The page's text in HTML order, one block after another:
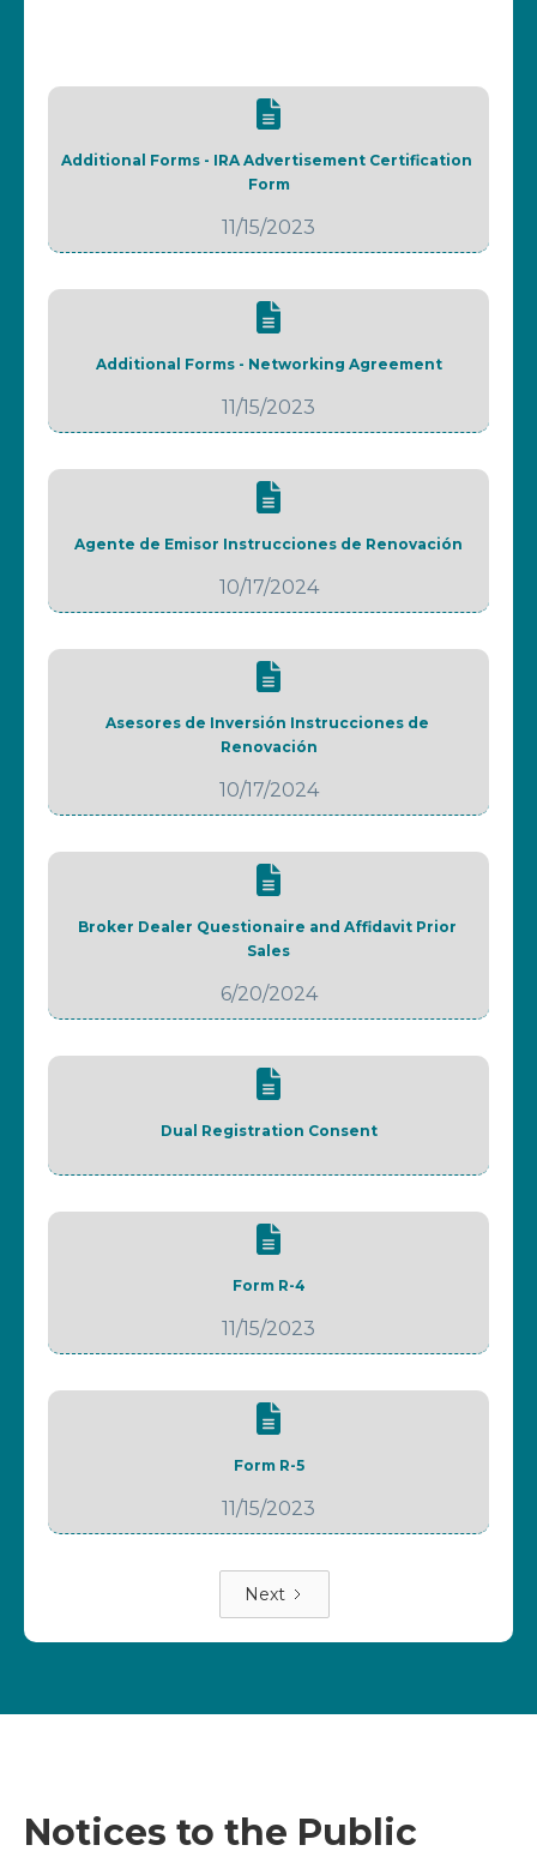
Additional Forms - IRA Advertisement Certification
Form
11/15/2023
Additional Forms - Networking Agreement
11/15/2023
Agente de Emisor Instrucciones de Renovación
10/17/2024
Asesores de Inversión Instrucciones de
Renovación
10/17/2024
Broker Dealer Questionaire and Affidavit Prior
Sales
6/20/2024
Dual Registration Consent
Form R-4
11/15/2023
Form R-5
11/15/2023
Next
Notices to the Public